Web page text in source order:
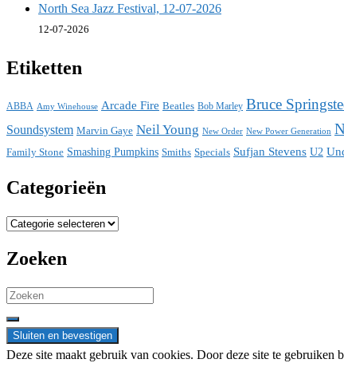
North Sea Jazz Festival, 12-07-2026
12-07-2026
Etiketten
ABBA Amy Winehouse Arcade Fire Beatles Bob Marley Bruce
Soundsystem Marvin Gaye Neil Young New Order New Power Generation
Family Stone Smashing Pumpkins Smiths Specials Sufjan Stevens U2
Categorieën
Categorieën
Zoeken
Search
for:
Deze site maakt gebruik van cookies. Door deze site te gebruiken